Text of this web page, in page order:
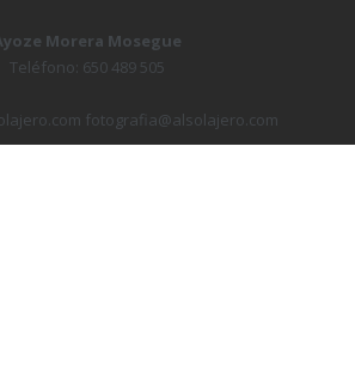
Morera Mosegue
Teléfono: 650 489 505
fotografia@alsolajero.com